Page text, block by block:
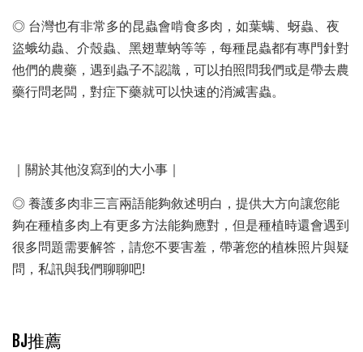
◎ 台灣也有非常多的昆蟲會啃食多肉，如葉螨、蚜蟲、夜
盜蛾幼蟲、介殼蟲、黑翅蕈蚋等等，每種昆蟲都有專門針對
他們的農藥，遇到蟲子不認識，可以拍照問我們或是帶去農
藥行問老闆，對症下藥就可以快速的消滅害蟲。
｜關於其他沒寫到的大小事｜
◎ 養護多肉非三言兩語能夠敘述明白，提供大方向讓您能
夠在種植多肉上有更多方法能夠應對，但是種植時還會遇到
很多問題需要解答，請您不要害羞，帶著您的植株照片與疑
問，私訊與我們聊聊吧!
BJ推薦